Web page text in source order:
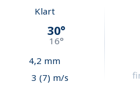
Klart
30°
16°
4,2 mm
3 (7) m/s